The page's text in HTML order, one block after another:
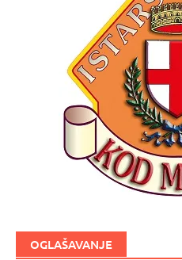
OGLAŠAVANJE